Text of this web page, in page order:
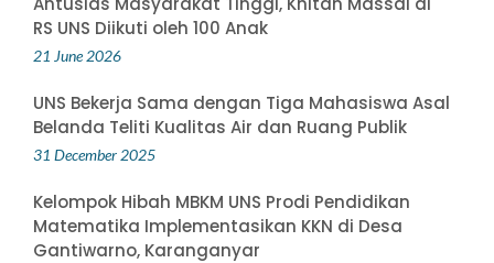
RS UNS Diikuti oleh 100 Anak
21 June 2026
UNS Bekerja Sama dengan Tiga Mahasiswa Asal
Belanda Teliti Kualitas Air dan Ruang Publik
31 December 2025
Kelompok Hibah MBKM UNS Prodi Pendidikan
Matematika Implementasikan KKN di Desa
Gantiwarno, Karanganyar